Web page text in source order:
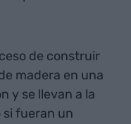
de construir
madera en una
y se llevan a la
si fueran un